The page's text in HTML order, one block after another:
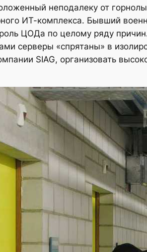
неподалеку от
ИТ-комплекса. Бывший
ЦОДа по целому ряду
серверы «спрятаны» в
SIAG, организовать